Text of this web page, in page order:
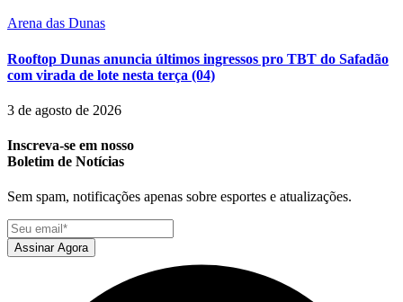
Arena das Dunas
Rooftop Dunas anuncia últimos ingressos pro TBT do Safadão
com virada de lote nesta terça (04)
3 de agosto de 2026
Inscreva-se em nosso
Boletim de Notícias
Sem spam, notificações apenas sobre esportes e atualizações.
Assinar Agora